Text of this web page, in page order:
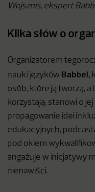
Wojsznis, ekspert
Kilka słów o
Organizatorem
nauki języków Babbel,
osób, które ją tworzą, a
korzystają, stanowi o jej
propagowanie idei
edukacyjnych,
pod okiem
angażuje w inicjatywy
nienawiści.